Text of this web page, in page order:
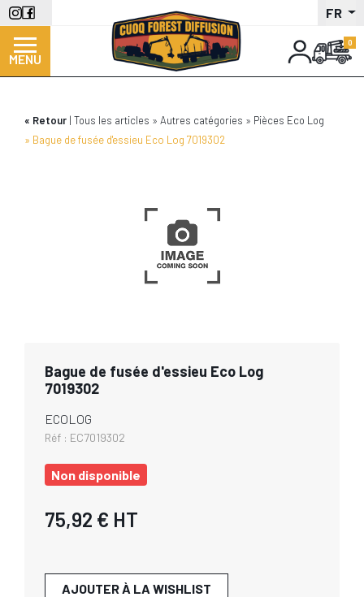
Aller
au
contenu
principal
FR
MENU
Retour Tous les articles Autres catégories
Pièces Eco Log
Bague de fusée d'essieu Eco Log 7019302
Bague de fusée d'essieu Eco Log
7019302
ECOLOG
Réf : EC7019302
Non disponible
75,92 € HT
AJOUTER À LA WISHLIST